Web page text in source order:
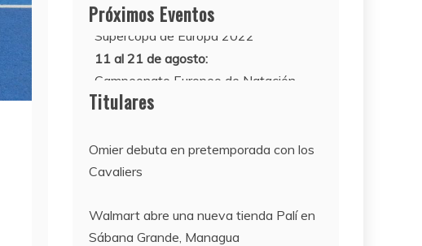
Próximos Eventos
11 al 21 de agosto:
Campeonato Europeo de Natación
2022
12 de agosto:
Empieza La Liga 2022-2023
Titulares
Omier debuta en pretemporada con los
Cavaliers
Walmart abre una nueva tienda Palí en
Sábana Grande, Managua